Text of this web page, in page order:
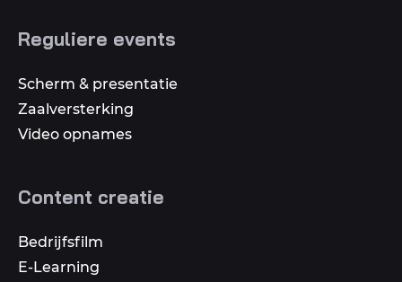
Reguliere events
Scherm & presentatie
Zaalversterking
Video opnames
Content creatie
Bedrijfsfilm
E-Learning